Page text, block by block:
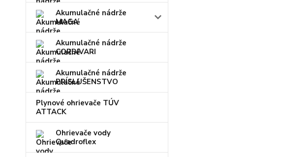
Akumulačné nádrže
MAGA
Akumulačné nádrže
CORDIVARI
Akumulačné nádrže
PRÍSLUŠENSTVO
Plynové ohrievače TÚV
ATTACK
Ohrievače vody
Quadroflex